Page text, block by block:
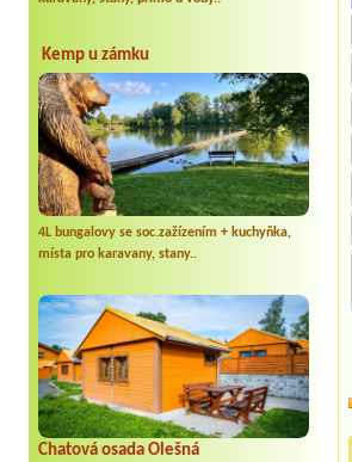
Kemp u zámku
4L bungalovy se soc.zažízením + kuchyňka,
místa pro karavany, stany..
Chatová osada Olešná